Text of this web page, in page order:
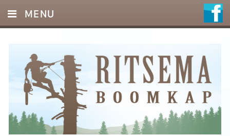
MENU
DIENSTEN
FOTO’S
REFERENTIES
OFFERTE